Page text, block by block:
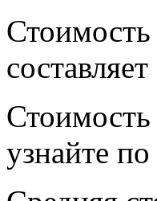
Стоимость
Стоимость
узнайте